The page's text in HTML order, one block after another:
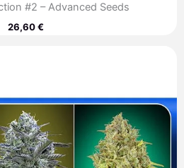
#2 – Advanced Seeds
26,60€